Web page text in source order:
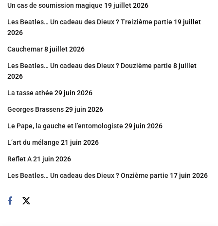
Un cas de soumission magique 19 juillet 2026
Les Beatles… Un cadeau des Dieux ? Treizième partie 19 juillet
2026
Cauchemar8 juillet 2026
Les Beatles… Un cadeau des Dieux ? Douzième partie 8 juillet
2026
La tasse athée 29 juin 2026
Georges Brassens29 juin 2026
Le Pape, la gauche et l’entomologiste 29 juin 2026
L’art du mélange 21 juin 2026
Reflet A21 juin 2026
Les Beatles… Un cadeau des Dieux ? Onzième partie 17 juin 2026